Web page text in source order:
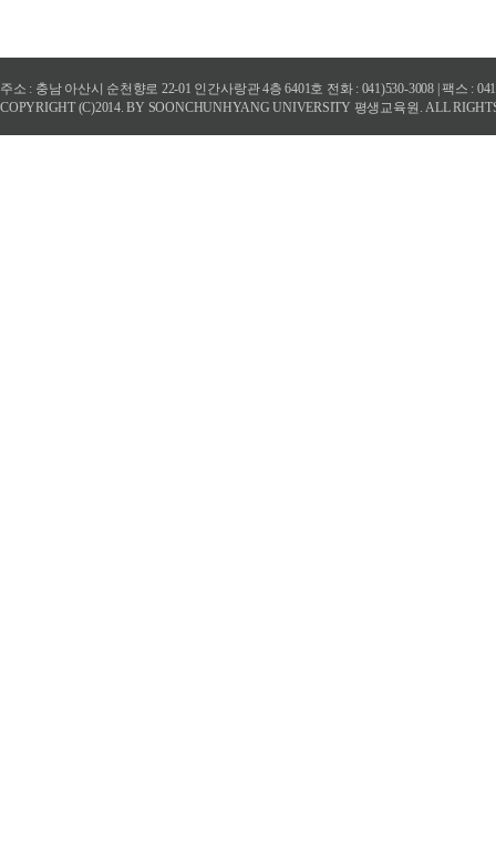
주소 : 충남 아산시 순천향로 22-01 인간사랑관 4층 6401호 전화 : 041)530-3008 | 팩스 :
COPYRIGHT (C)2014. BY SOONCHUNHYANG UNIVERSITY 평생교육원. ALL